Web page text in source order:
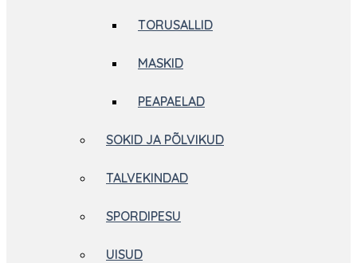
TORUSALLID
MASKID
PEAPAELAD
SOKID JA PÕLVIKUD
TALVEKINDAD
SPORDIPESU
UISUD